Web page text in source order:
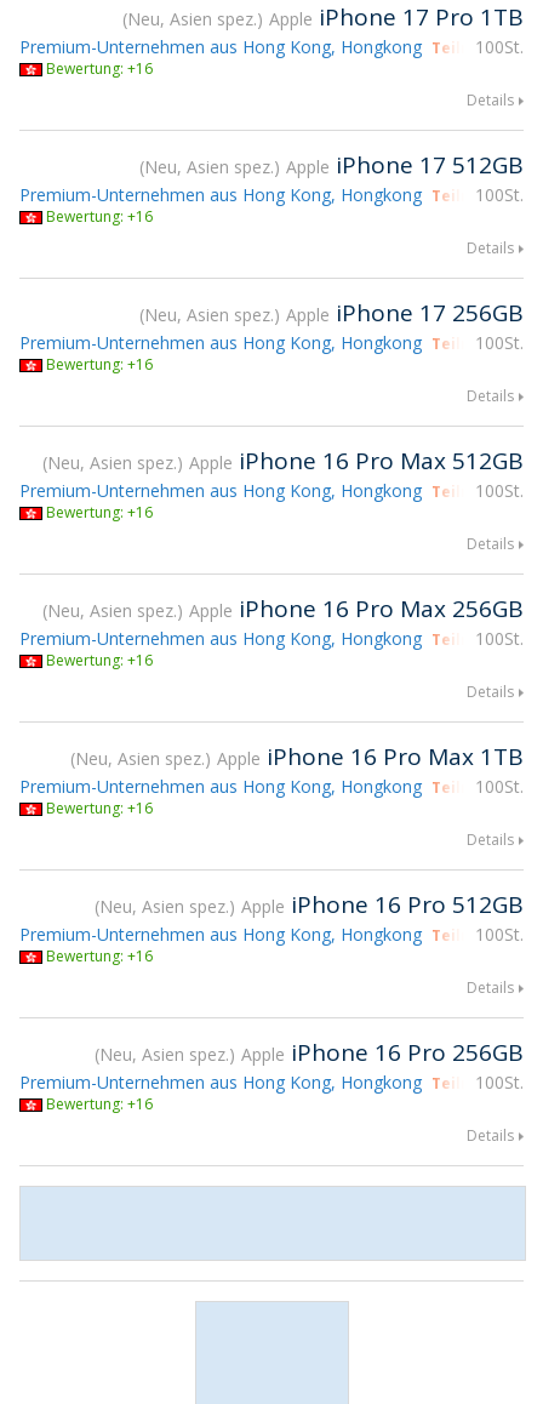
Neu, Asien spez. Apple iPhone 17 Pro 1TB
100St.
Premium-Unternehmen aus Hong Kong, Hongkong Teilnahme
Bewertung: +16
Details
Neu, Asien spez. Apple iPhone 17 512GB
100St.
Premium-Unternehmen aus Hong Kong, Hongkong Teilnahme
Bewertung: +16
Details
Neu, Asien spez. Apple iPhone 17 256GB
100St.
Premium-Unternehmen aus Hong Kong, Hongkong Teilnahme
Bewertung: +16
Details
Neu, Asien spez. Apple iPhone 16 Pro Max 512GB
100St.
Premium-Unternehmen aus Hong Kong, Hongkong Teilnahme
Bewertung: +16
Details
Neu, Asien spez. Apple iPhone 16 Pro Max 256GB
100St.
Premium-Unternehmen aus Hong Kong, Hongkong Teilnahme
Bewertung: +16
Details
Neu, Asien spez. Apple iPhone 16 Pro Max 1TB
100St.
Premium-Unternehmen aus Hong Kong, Hongkong Teilnahme
Bewertung: +16
Details
Neu, Asien spez. Apple iPhone 16 Pro 512GB
100St.
Premium-Unternehmen aus Hong Kong, Hongkong Teilnahme
Bewertung: +16
Details
Neu, Asien spez. Apple iPhone 16 Pro 256GB
100St.
Premium-Unternehmen aus Hong Kong, Hongkong Teilnahme
Bewertung: +16
Details